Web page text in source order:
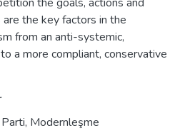
the key factors in the
from an anti-systemic,
a more compliant, conservative
, Modernleşme